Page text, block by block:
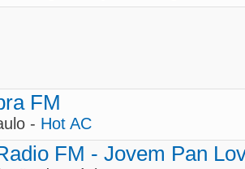
FM
- Hot AC
FM - Jovem Pan